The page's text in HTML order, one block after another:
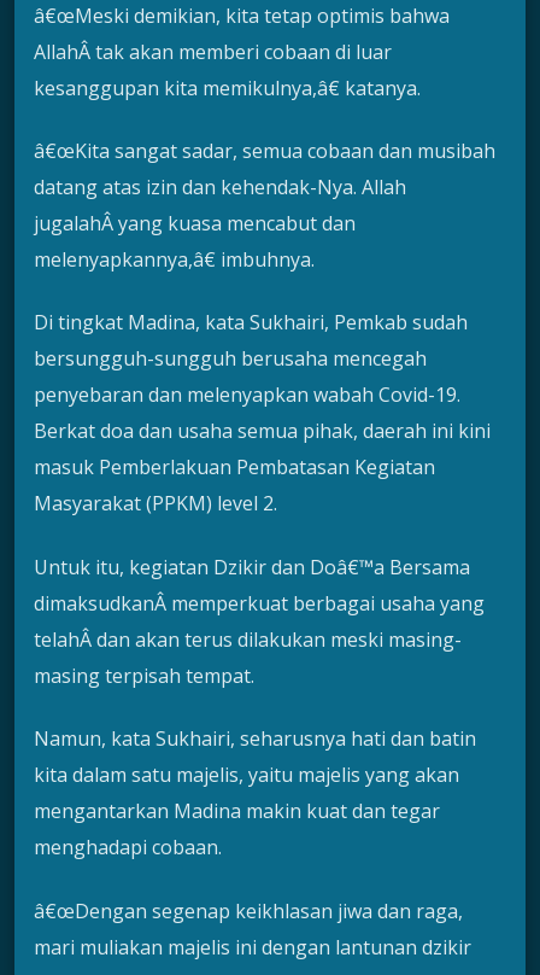
â€œMeski demikian, kita tetap optimis bahwa
AllahÂ tak akan memberi cobaan di luar
kesanggupan kita memikulnya,â€ katanya.
â€œKita sangat sadar, semua cobaan dan musibah
datang atas izin dan kehendak-Nya. Allah
jugalahÂ yang kuasa mencabut dan
melenyapkannya,â€ imbuhnya.
Di tingkat Madina, kata Sukhairi, Pemkab sudah
bersungguh-sungguh berusaha mencegah
penyebaran dan melenyapkan wabah Covid-19.
Berkat doa dan usaha semua pihak, daerah ini kini
masuk Pemberlakuan Pembatasan Kegiatan
Masyarakat (PPKM) level 2.
Untuk itu, kegiatan Dzikir dan Doâ€™a Bersama
dimaksudkanÂ memperkuat berbagai usaha yang
telahÂ dan akan terus dilakukan meski masing-
masing terpisah tempat.
Namun, kata Sukhairi, seharusnya hati dan batin
kita dalam satu majelis, yaitu majelis yang akan
mengantarkan Madina makin kuat dan tegar
menghadapi cobaan.
â€œDengan segenap keikhlasan jiwa dan raga,
mari muliakan majelis ini dengan lantunan dzikir